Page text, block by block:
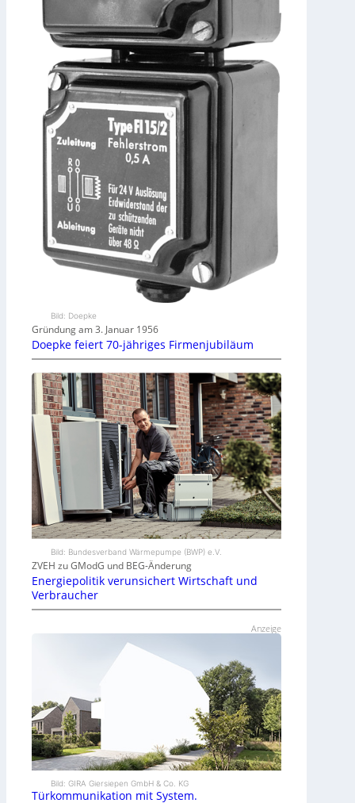
Bild: Doepke
Gründung am 3. Januar 1956
Doepke feiert 70-jähriges Firmenjubiläum
Bild: Bundesverband Wärmepumpe (BWP) e.V.
ZVEH zu GModG und BEG-Änderung
Energiepolitik verunsichert Wirtschaft und
Verbraucher
Anzeige
Bild: GIRA Giersiepen GmbH & Co. KG
Türkommunikation mit System.